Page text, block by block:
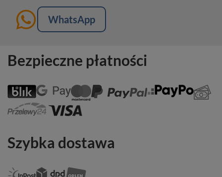
WhatsApp
Bezpieczne płatności
Szybka dostawa